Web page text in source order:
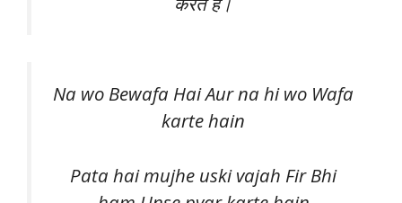
Na wo Bewafa Hai Aur na hi wo Wafa
karte hain
Pata hai mujhe uski vajah Fir Bhi